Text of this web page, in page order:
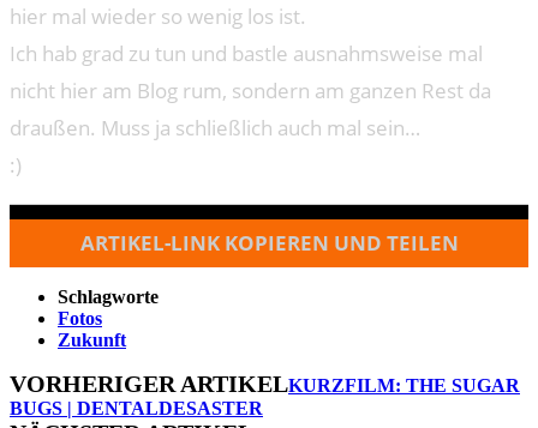
hier mal wieder so wenig los ist.
Ich hab grad zu tun und bastle ausnahmsweise mal
nicht hier am Blog rum, sondern am ganzen Rest da
draußen. Muss ja schließlich auch mal sein…
:)
ARTIKEL-LINK KOPIEREN UND TEILEN
Schlagworte
Fotos
Zukunft
VORHERIGER ARTIKELKURZFILM: THE SUGAR
BUGS | DENTALDESASTER